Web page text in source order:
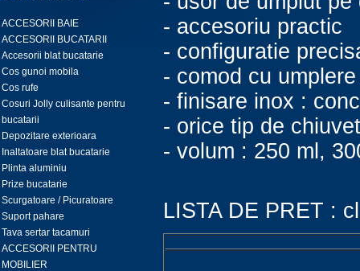
ACCESORII BAIE
ACCESORII BUCATARII
Accesorii blat bucatarie
Cos gunoi mobila
Cos rufe
Cosuri Jolly culisante pentru
bucatarii
Depozitare exterioara
Inaltatoare blat bucatarie
Plinta aluminiu
Prize bucatarie
Scurgatoare / Picuratoare
Suport pahare
Tava sertar tacamuri
ACCESORII PENTRU
MOBILIER
- accesoriu practic
- configuratie
- comod cu
- finisare inox :
- orice tip de
- volum : 250 ml,
LISTA DE PRET :